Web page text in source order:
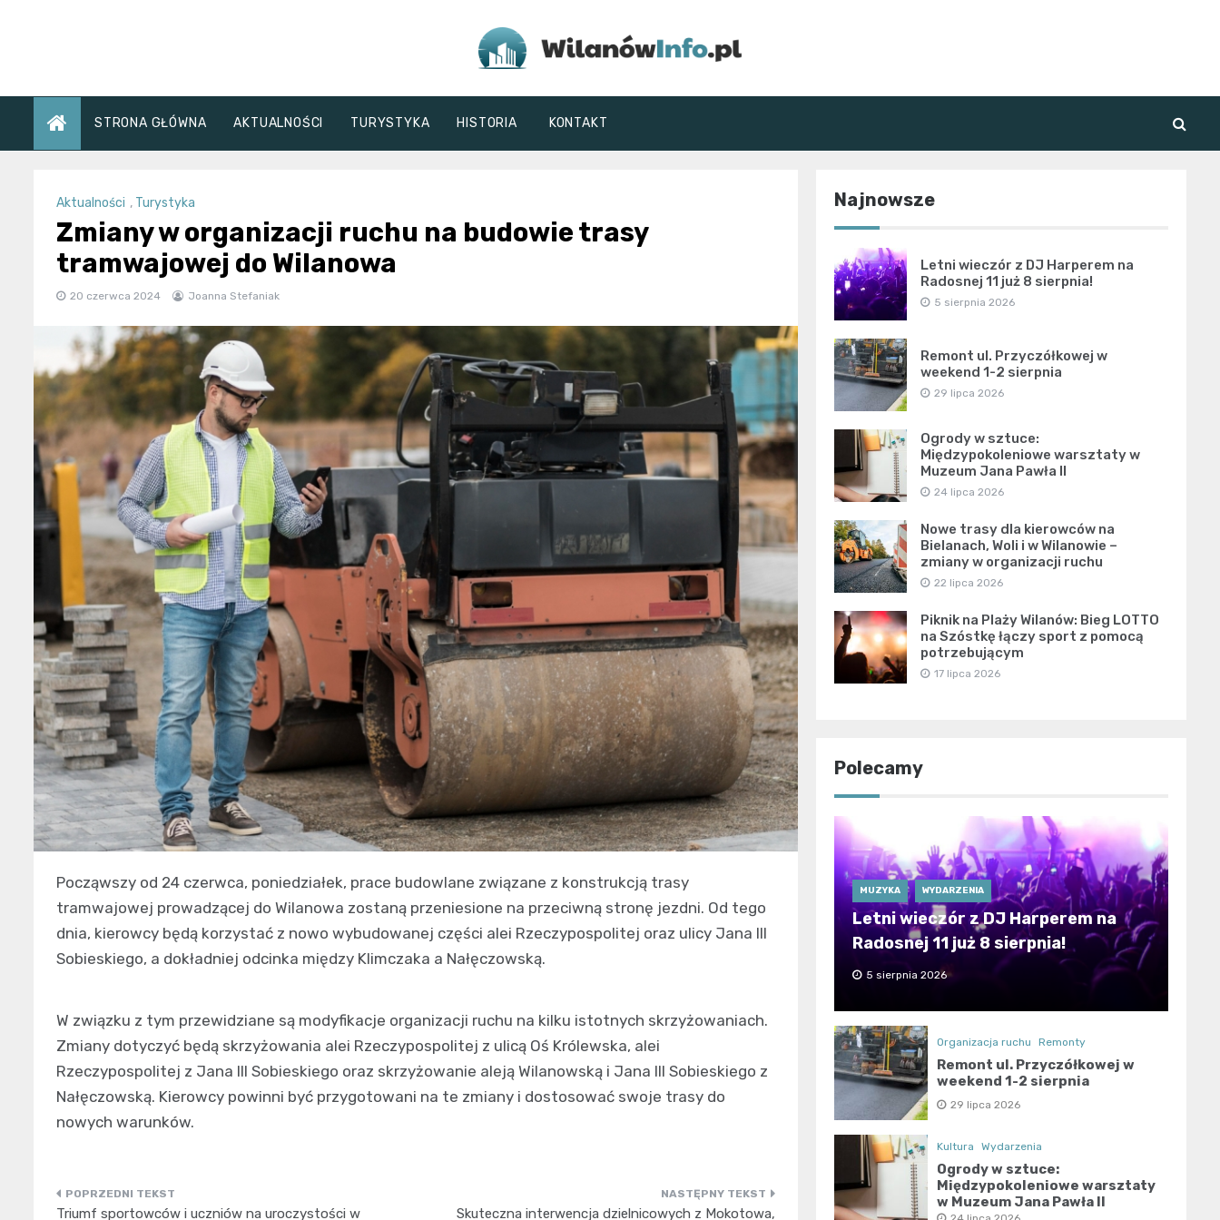
WilanówInfo.pl
STRONA GŁÓWNA AKTUALNOŚCI TURYSTYKA HISTORIA KONTAKT
Aktualności , Turystyka
Zmiany w organizacji ruchu na budowie trasy
tramwajowej do Wilanowa
20 czerwca 2024 Joanna Stefaniak
Począwszy od 24 czerwca, poniedziałek, prace budowlane związane z konstrukcją trasy
tramwajowej prowadzącej do Wilanowa zostaną przeniesione na przeciwną stronę jezdni. Od tego
dnia, kierowcy będą korzystać z nowo wybudowanej części alei Rzeczypospolitej oraz ulicy Jana III
Sobieskiego, a dokładniej odcinka między Klimczaka a Nałęczowską.
W związku z tym przewidziane są modyfikacje organizacji ruchu na kilku istotnych skrzyżowaniach.
Zmiany dotyczyć będą skrzyżowania alei Rzeczypospolitej z ulicą Oś Królewska, alei
Rzeczypospolitej z Jana III Sobieskiego oraz skrzyżowanie aleją Wilanowską i Jana III Sobieskiego z
Nałęczowską. Kierowcy powinni być przygotowani na te zmiany i dostosować swoje trasy do
nowych warunków.
Nawigacja
Triumf sportowców i uczniów na uroczystości w Skuteczna interwencja dzielnicowych z Mokotowa,
Najnowsze
Letni wieczór z DJ Harperem na
Radosnej 11 już 8 sierpnia!
5 sierpnia 2026
Remont ul. Przyczółkowej w
weekend 1-2 sierpnia
29 lipca 2026
Ogrody w sztuce:
Międzypokoleniowe warsztaty w
Muzeum Jana Pawła II
24 lipca 2026
Nowe trasy dla kierowców na
Bielanach, Woli i w Wilanowie –
zmiany w organizacji ruchu
22 lipca 2026
Piknik na Plaży Wilanów: Bieg LOTTO
na Szóstkę łączy sport z pomocą
potrzebującym
17 lipca 2026
Polecamy
MUZYKA WYDARZENIA
Letni wieczór z DJ Harperem na
Radosnej 11 już 8 sierpnia!
5 sierpnia 2026
Organizacja ruchu Remonty
Remont ul. Przyczółkowej w
weekend 1-2 sierpnia
29 lipca 2026
Kultura Wydarzenia
Ogrody w sztuce:
Międzypokoleniowe warsztaty
w Muzeum Jana Pawła II